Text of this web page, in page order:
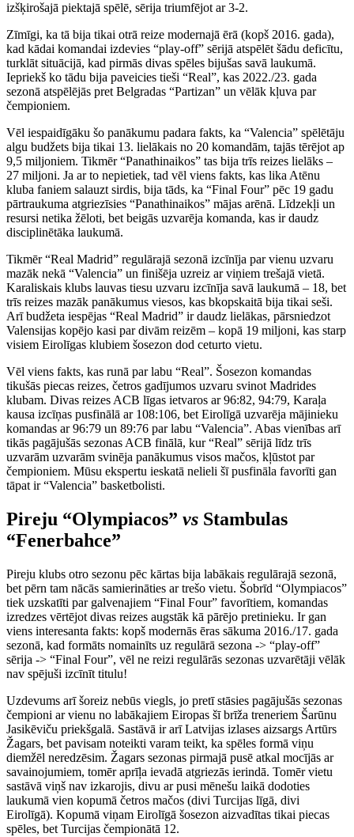
izšķirošajā piektajā spēlē, sērija triumfējot ar 3-2.
Zīmīgi, ka tā bija tikai otrā reize modernajā ērā (kopš 2016. gada),
kad kādai komandai izdevies “play-off” sērijā atspēlēt šādu deficītu,
turklāt situācijā, kad pirmās divas spēles bijušas savā laukumā.
Iepriekš ko tādu bija paveicies tieši “Real”, kas 2022./23. gada
sezonā atspēlējās pret Belgradas “Partizan” un vēlāk kļuva par
čempioniem.
Vēl iespaidīgāku šo panākumu padara fakts, ka “Valencia” spēlētāju
algu budžets bija tikai 13. lielākais no 20 komandām, tajās tērējot ap
9,5 miljoniem. Tikmēr “Panathinaikos” tas bija trīs reizes lielāks –
27 miljoni. Ja ar to nepietiek, tad vēl viens fakts, kas lika Atēnu
kluba faniem salauzt sirdis, bija tāds, ka “Final Four” pēc 19 gadu
pārtraukuma atgriezīsies “Panathinaikos” mājas arēnā. Līdzekļi un
resursi netika žēloti, bet beigās uzvarēja komanda, kas ir daudz
disciplinētāka laukumā.
Tikmēr “Real Madrid” regulārajā sezonā izcīnīja par vienu uzvaru
mazāk nekā “Valencia” un finišēja uzreiz ar viņiem trešajā vietā.
Karaliskais klubs lauvas tiesu uzvaru izcīnīja savā laukumā – 18, bet
trīs reizes mazāk panākumus viesos, kas bkopskaitā bija tikai seši.
Arī budžeta iespējas “Real Madrid” ir daudz lielākas, pārsniedzot
Valensijas kopējo kasi par divām reizēm – kopā 19 miljoni, kas starp
visiem Eirolīgas klubiem šosezon dod ceturto vietu.
Vēl viens fakts, kas runā par labu “Real”. Šosezon komandas
tikušās piecas reizes, četros gadījumos uzvaru svinot Madrides
klubam. Divas reizes ACB līgas ietvaros ar 96:82, 94:79, Karaļa
kausa izcīņas pusfinālā ar 108:106, bet Eirolīgā uzvarēja mājinieku
komandas ar 96:79 un 89:76 par labu “Valencia”. Abas vienības arī
tikās pagājušās sezonas ACB finālā, kur “Real” sērijā līdz trīs
uzvarām uzvarām svinēja panākumus visos mačos, kļūstot par
čempioniem. Mūsu ekspertu ieskatā nelieli šī pusfināla favorīti gan
tāpat ir “Valencia” basketbolisti.
Pireju “Olympiacos” vs Stambulas
“Fenerbahce”
Pireju klubs otro sezonu pēc kārtas bija labākais regulārajā sezonā,
bet pērn tam nācās samierināties ar trešo vietu. Šobrīd “Olympiacos”
tiek uzskatīti par galvenajiem “Final Four” favorītiem, komandas
izredzes vērtējot divas reizes augstāk kā pārējo pretinieku. Ir gan
viens interesanta fakts: kopš modernās ēras sākuma 2016./17. gada
sezonā, kad formāts nomainīts uz regulārā sezona -> “play-off”
sērija -> “Final Four”, vēl ne reizi regulārās sezonas uzvarētāji vēlāk
nav spējuši izcīnīt titulu!
Uzdevums arī šoreiz nebūs viegls, jo pretī stāsies pagājušās sezonas
čempioni ar vienu no labākajiem Eiropas šī brīža treneriem Šarūnu
Jasikēviču priekšgalā. Sastāvā ir arī Latvijas izlases aizsargs Artūrs
Žagars, bet pavisam noteikti varam teikt, ka spēles formā viņu
diemžēl neredzēsim. Žagars sezonas pirmajā pusē atkal mocījās ar
savainojumiem, tomēr aprīļa ievadā atgriezās ierindā. Tomēr vietu
sastāvā viņš nav izkarojis, divu ar pusi mēnešu laikā dodoties
laukumā vien kopumā četros mačos (divi Turcijas līgā, divi
Eirolīgā). Kopumā viņam Eirolīgā šosezon aizvadītas tikai piecas
spēles, bet Turcijas čempionātā 12.